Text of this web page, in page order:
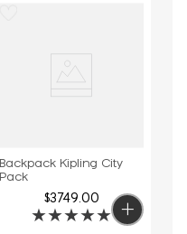
Backpack Kipling City
Pack
$3749.00
★★★★★